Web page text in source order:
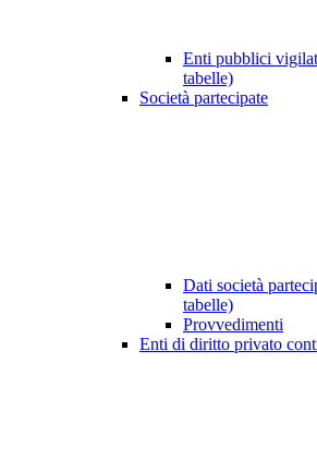
Enti pubblici
tabelle)
Società partecipate
Dati società
tabelle)
Provvedimenti
Enti di diritto privato